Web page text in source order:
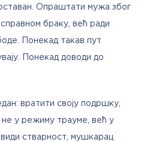
Опраштати мужа због
браку, већ ради
Понекад такав пут
Понекад доводи до
вратити своју подршку,
у режиму трауме, већ у
стварност, мушкарац